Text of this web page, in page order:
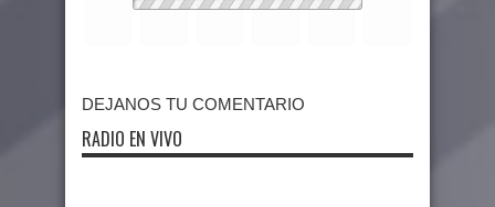
DEJANOS TU COMENTARIO
RADIO EN VIVO